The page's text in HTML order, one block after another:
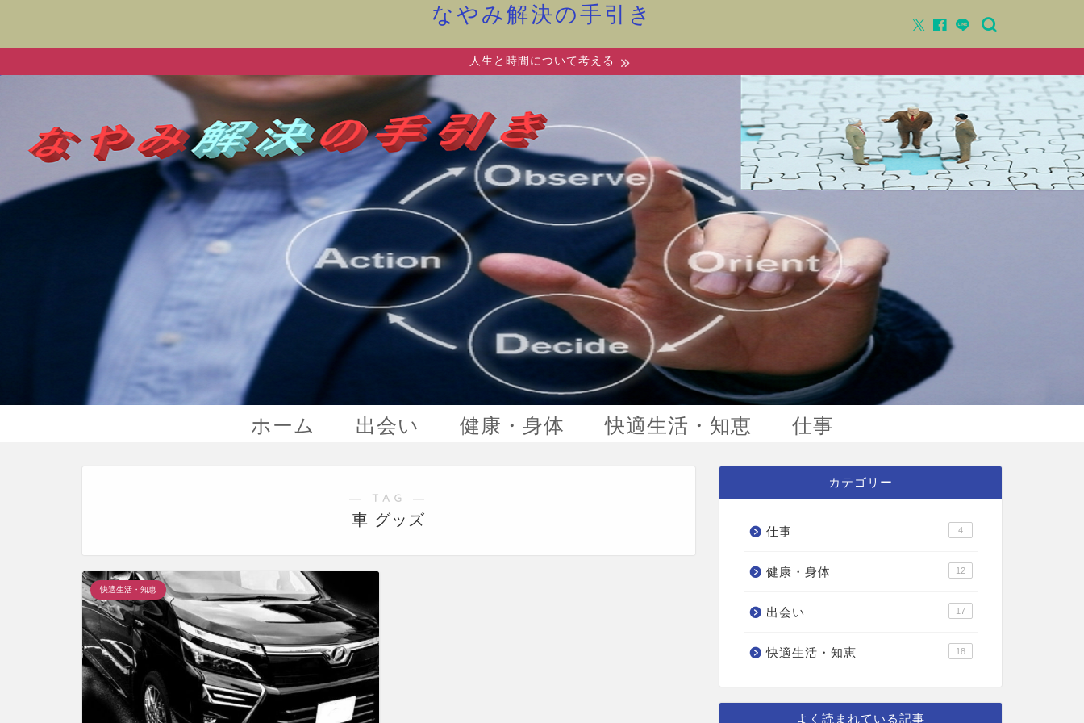
なやみ解決の手引き
人生と時間について考える
ホーム 出会い 健康・身体 快適生活・知恵 仕事
― TAG ―
車 グッズ
快適生活・知恵
カテゴリー
仕事 4
健康・身体 12
出会い 17
快適生活・知恵 18
よく読まれている記事